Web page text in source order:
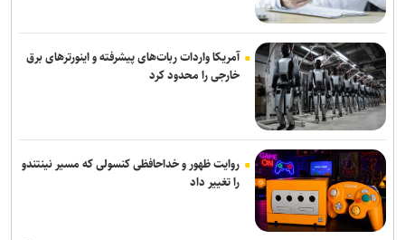
آمریکا واردات ربات‌های پیشرفته و اینورترهای برق
خارجی را محدود کرد
روایت ظهور و خداحافظی کنسولی که مسیر نینتندو
را تغییر داد